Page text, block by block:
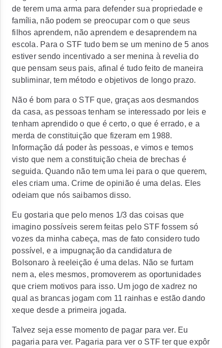
de terem uma arma para defender sua propriedade e
família, não podem se preocupar com o que seus
filhos aprendem, não aprendem e desaprendem na
escola. Para o STF tudo bem se um menino de 5 anos
estiver sendo incentivado a ser menina à revelia do
que pensam seus pais, afinal é tudo feito de maneira
subliminar, tem método e objetivos de longo prazo.
Não é bom para o STF que, graças aos desmandos
da casa, as pessoas tenham se interessado por leis e
tenham aprendido o que é certo, o que é errado, e a
merda de constituição que fizeram em 1988.
Informação dá poder às pessoas, e vimos e temos
visto que nem a constituição cheia de brechas é
seguida. Quando não tem uma lei para o que querem,
eles criam uma. Crime de opinião é uma delas. Eles
odeiam que nós saibamos disso.
Eu gostaria que pelo menos 1/3 das coisas que
imagino possíveis serem feitas pelo STF fossem só
vozes da minha cabeça, mas de fato considero tudo
possível, e a impugnação da candidatura de
Bolsonaro à reeleição é uma delas. Não se furtam
nem a, eles mesmos, promoverem as oportunidades
que criem motivos para isso. Um jogo de xadrez no
qual as brancas jogam com 11 rainhas e estão dando
xeque desde a primeira jogada.
Talvez seja esse momento de pagar para ver. Eu
pagaria para ver. Pagaria para ver o STF ter que expôr